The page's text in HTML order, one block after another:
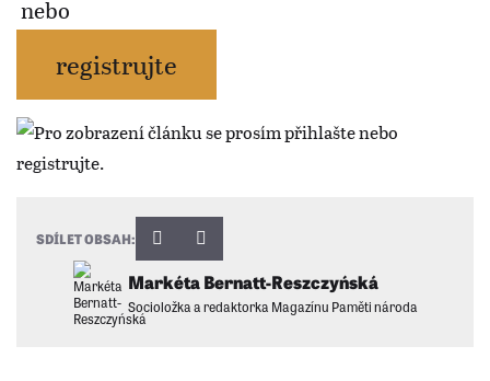
nebo
registrujte
Markéta Bernatt-Reszczyńská
Socioložka a redaktorka Magazínu Paměti národa
SDÍLET OBSAH: